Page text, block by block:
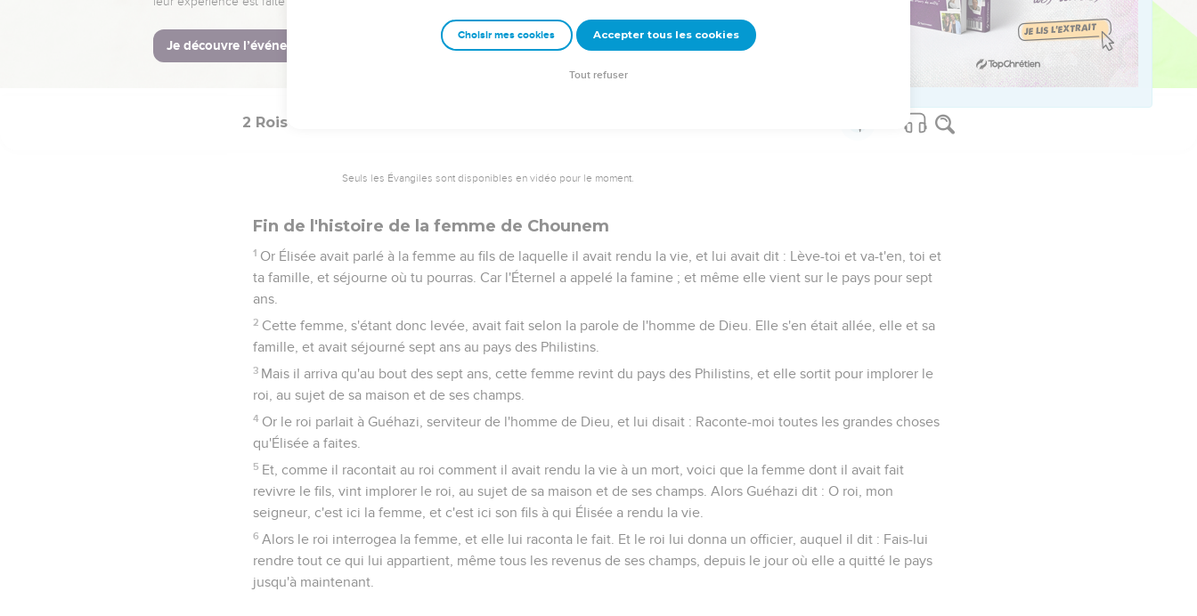
L'officier avait répondu à l'homme de Dieu : Quand l'Éternel ferait maintenant des fenêtres au ciel, cela
arriverait-il ? Et l'homme de Dieu avait dit : Voici, tu le verras de tes yeux, mais tu n'en mangeras point.
Il lui en arriva donc ainsi ; car le peuple l'écrasa à la porte, et il en mourut.
2 Rois
Seuls les Évangiles sont disponibles en vidéo pour le moment.
Fin de l'histoire de la femme de Chounem
1 Or Élisée avait parlé à la femme au fils de laquelle il avait rendu la vie, et lui avait dit : Lève-toi et va-t'en, toi et
ta famille, et séjourne où tu pourras. Car l'Éternel a appelé la famine ; et même elle vient sur le pays pour sept
ans.
2 Cette femme, s'étant donc levée, avait fait selon la parole de l'homme de Dieu. Elle s'en était allée, elle et sa
famille, et avait séjourné sept ans au pays des Philistins.
3 Mais il arriva qu'au bout des sept ans, cette femme revint du pays des Philistins, et elle sortit pour implorer le
roi, au sujet de sa maison et de ses champs.
4 Or le roi parlait à Guéhazi, serviteur de l'homme de Dieu, et lui disait : Raconte-moi toutes les grandes choses
qu'Élisée a faites.
5 Et, comme il racontait au roi comment il avait rendu la vie à un mort, voici que la femme dont il avait fait
revivre le fils, vint implorer le roi, au sujet de sa maison et de ses champs. Alors Guéhazi dit : O roi, mon
seigneur, c'est ici la femme, et c'est ici son fils à qui Élisée a rendu la vie.
6 Alors le roi interrogea la femme, et elle lui raconta le fait. Et le roi lui donna un officier, auquel il dit : Fais-lui
rendre tout ce qui lui appartient, même tous les revenus de ses champs, depuis le jour où elle a quitté le pays
jusqu'à maintenant.
Choisir mes cookies Accepter tous les cookies
Tout refuser